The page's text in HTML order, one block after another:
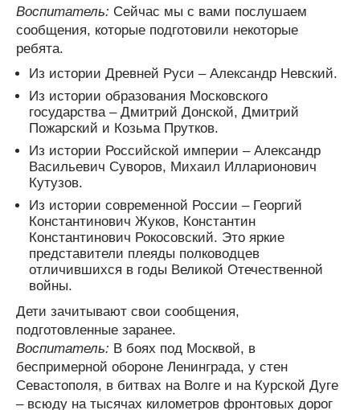
Воспитатель: Сейчас мы с вами послушаем
сообщения, которые подготовили некоторые
ребята.
Из истории Древней Руси – Александр Невский.
Из истории образования Московского
государства – Дмитрий Донской, Дмитрий
Пожарский и Козьма Прутков.
Из истории Российской империи – Александр
Васильевич Суворов, Михаил Илларионович
Кутузов.
Из истории современной России – Георгий
Константинович Жуков, Константин
Константинович Рокосовский. Это яркие
представители плеяды полководцев
отличившихся в годы Великой Отечественной
войны.
Дети зачитывают свои сообщения,
подготовленные заранее.
Воспитатель: В боях под Москвой, в
беспримерной обороне Ленинграда, у стен
Севастополя, в битвах на Волге и на Курской Дуге
– всюду на тысячах километров фронтовых дорог